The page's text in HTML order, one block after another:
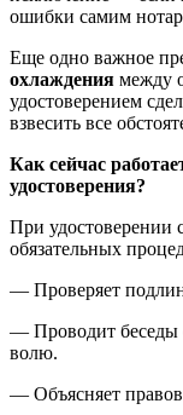
ошибки самим
Еще одно важное
охлаждения между
удостоверением
взвесить все
Как сейчас
удостоверения?
При удостоверении
обязательных
— Проверяет
— Проводит беседы
волю.
— Объясняет